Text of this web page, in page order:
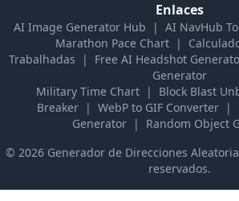
Enlaces
AI Image Generator Hub | AI NavHub
Marathon Pace Chart |
Trabalhadas
| Free AI Headshot
Generator
Military Time Chart
| Block Blast
Breaker | WebP to GIF Converter |
Generator |
Random Object
© 2026 Generador de Direcciones
reservados.